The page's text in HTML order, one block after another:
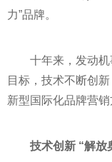
力”品牌。
十年来，发动机
目标，技术不断创
新型国际化品牌营
技术创新 “解放